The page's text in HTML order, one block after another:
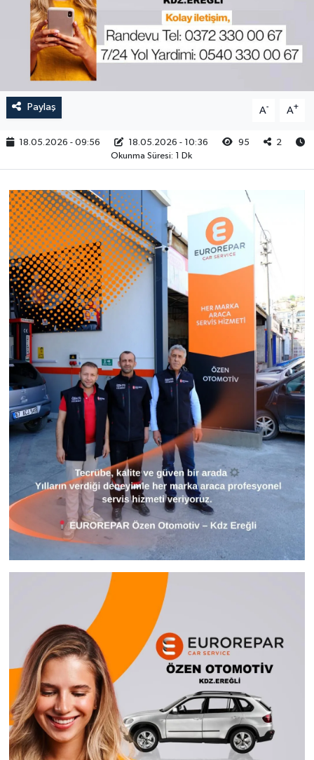
Paylaş A- A+
18.05.2026 - 09:56 18.05.2026 - 10:36 95
2
Okunma Süresi: 1 Dk
RESMİ İLAN